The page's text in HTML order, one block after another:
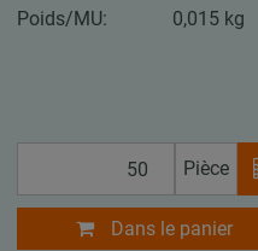
Poids/MU: 0,015 kg
Pièce
Dans le panier